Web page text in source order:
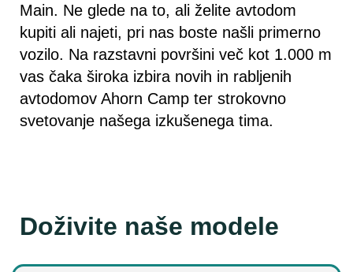
Main. Ne glede na to, ali želite avtodom
kupiti ali najeti, pri nas boste našli primerno
vozilo. Na razstavni površini več kot 1.000 m
vas čaka široka izbira novih in rabljenih
avtodomov Ahorn Camp ter strokovno
svetovanje našega izkušenega tima.
Doživite naše modele